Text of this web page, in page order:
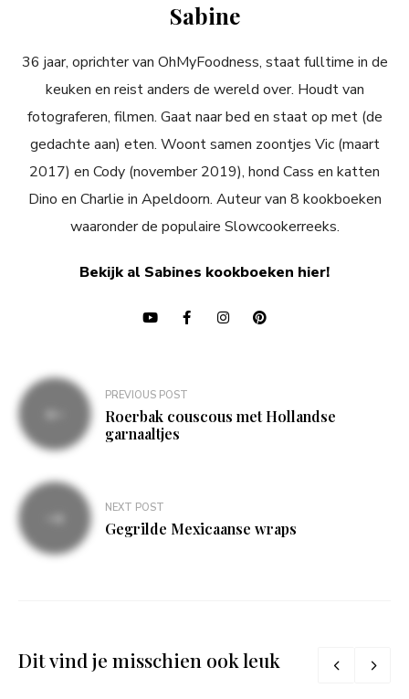
Sabine
36 jaar, oprichter van OhMyFoodness, staat fulltime in de
keuken en reist anders de wereld over. Houdt van
fotograferen, filmen. Gaat naar bed en staat op met (de
gedachte aan) eten. Woont samen zoontjes Vic (maart
2017) en Cody (november 2019), hond Cass en katten
Dino en Charlie in Apeldoorn. Auteur van 8 kookboeken
waaronder de populaire Slowcookerreeks.
Bekijk al Sabines kookboeken hier!
Bericht
navigatie
PREVIOUS POST
Roerbak couscous met Hollandse
garnaaltjes
NEXT POST
Gegrilde Mexicaanse wraps
Dit vind je misschien ook leuk